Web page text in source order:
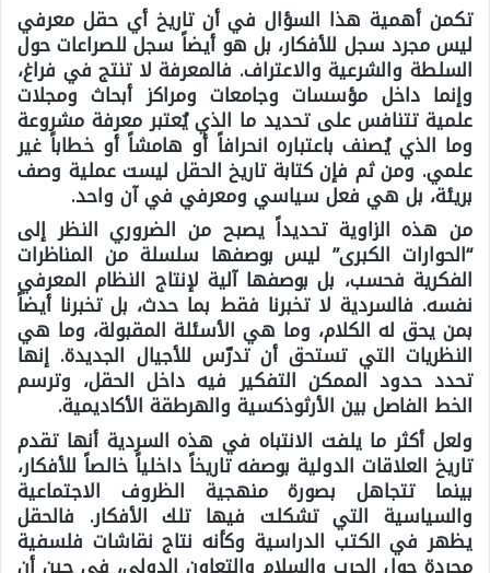
تكمن أهمية هذا السؤال في أن تاريخ أي حقل معرفي
ليس مجرد سجل للأفكار، بل هو أيضاً سجل للصراعات حول
السلطة والشرعية والاعتراف. فالمعرفة لا تنتج في فراغ،
وإنما داخل مؤسسات وجامعات ومراكز أبحاث ومجلات
علمية تتنافس على تحديد ما الذي يُعتبر معرفة مشروعة
وما الذي يُصنف باعتباره انحرافاً أو هامشاً أو خطاباً غير
علمي. ومن ثم فإن كتابة تاريخ الحقل ليست عملية وصف
بريئة، بل هي فعل سياسي ومعرفي في آن واحد.
من هذه الزاوية تحديداً يصبح من الضروري النظر إلى
“الحوارات الكبرى” ليس بوصفها سلسلة من المناظرات
الفكرية فحسب، بل بوصفها آلية لإنتاج النظام المعرفي
نفسه. فالسردية لا تخبرنا فقط بما حدث، بل تخبرنا أيضاً
بمن يحق له الكلام، وما هي الأسئلة المقبولة، وما هي
النظريات التي تستحق أن تدرّس للأجيال الجديدة. إنها
تحدد حدود الممكن التفكير فيه داخل الحقل، وترسم
الخط الفاصل بين الأرثوذكسية والهرطقة الأكاديمية.
ولعل أكثر ما يلفت الانتباه في هذه السردية أنها تقدم
تاريخ العلاقات الدولية بوصفه تاريخاً داخلياً خالصاً للأفكار،
بينما تتجاهل بصورة منهجية الظروف الاجتماعية
والسياسية التي تشكلت فيها تلك الأفكار. فالحقل
يظهر في الكتب الدراسية وكأنه نتاج نقاشات فلسفية